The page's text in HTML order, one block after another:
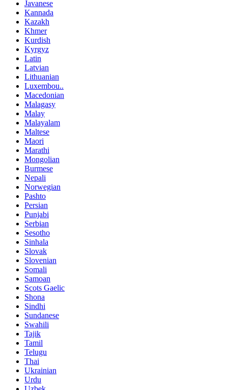
Javanese
Kannada
Kazakh
Khmer
Kurdish
Kyrgyz
Latin
Latvian
Lithuanian
Luxembou..
Macedonian
Malagasy
Malay
Malayalam
Maltese
Maori
Marathi
Mongolian
Burmese
Nepali
Norwegian
Pashto
Persian
Punjabi
Serbian
Sesotho
Sinhala
Slovak
Slovenian
Somali
Samoan
Scots Gaelic
Shona
Sindhi
Sundanese
Swahili
Tajik
Tamil
Telugu
Thai
Ukrainian
Urdu